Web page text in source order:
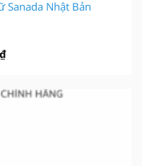
Sanada Nhật Bản
₫